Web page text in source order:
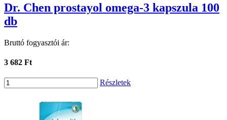
Dr. Chen prostayol omega-3 kapszula 100
db
Bruttó fogyasztói ár:
3 682 Ft
Részletek